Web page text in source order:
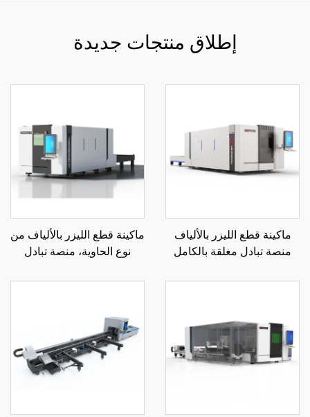
إطلاق منتجات جديدة
ماكينة قطع الليزر بالألياف
منصة تبادل مغلقة بالكامل
ماكينة قطع الليزر بالألياف من
نوع الحاوية، منصة تبادل